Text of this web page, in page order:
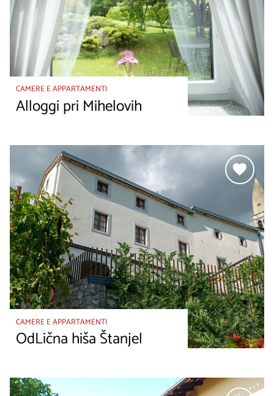
CAMERE E APPARTAMENTI
Alloggi pri Mihelovih
CAMERE E APPARTAMENTI
OdLična hiša Štanjel